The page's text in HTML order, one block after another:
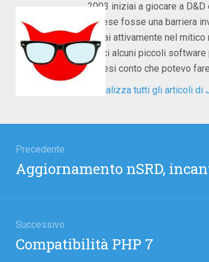
2003 iniziai a giocare a
inglese fosse una barriera
entrai attivamente nel
amici alcuni piccoli
mi resi conto che potevo
Visualizza tutti gli articoli di
Precedente
Articolo
precedente:
Aggiornamento nSRD,
Successivo
Articolo
successivo:
Compatibilità PHP 7